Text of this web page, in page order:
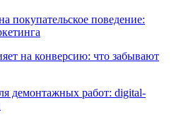
покупательское поведение:
на конверсию: что забывают
демонтажных работ: digital-